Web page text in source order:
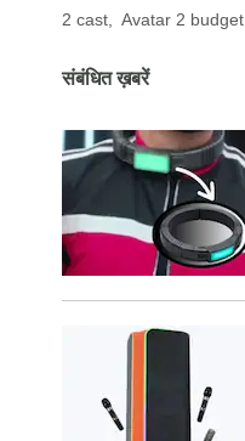
2 cast
Avatar 2 budget
संबंधित ख़बरें